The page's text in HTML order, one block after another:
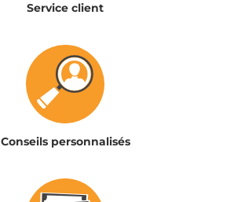
Service client
Conseils personnalisés